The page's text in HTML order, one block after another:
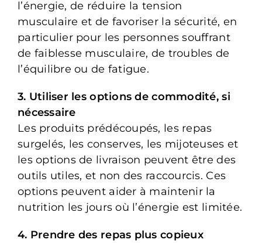
l’énergie, de réduire la tension
musculaire et de favoriser la sécurité, en
particulier pour les personnes souffrant
de faiblesse musculaire, de troubles de
l’équilibre ou de fatigue.
3. Utiliser les options de commodité, si
nécessaire
Les produits prédécoupés, les repas
surgelés, les conserves, les mijoteuses et
les options de livraison peuvent être des
outils utiles, et non des raccourcis. Ces
options peuvent aider à maintenir la
nutrition les jours où l’énergie est limitée.
4. Prendre des repas plus copieux